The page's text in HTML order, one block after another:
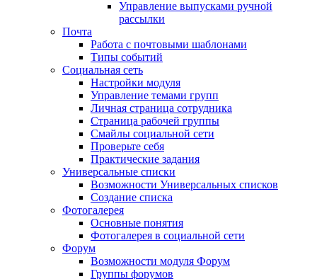
Управление выпусками ручной
рассылки
Почта
Работа с почтовыми шаблонами
Типы событий
Социальная сеть
Настройки модуля
Управление темами групп
Личная страница сотрудника
Страница рабочей группы
Смайлы социальной сети
Проверьте себя
Практические задания
Универсальные списки
Возможности Универсальных списков
Создание списка
Фотогалерея
Основные понятия
Фотогалерея в социальной сети
Форум
Возможности модуля Форум
Группы форумов